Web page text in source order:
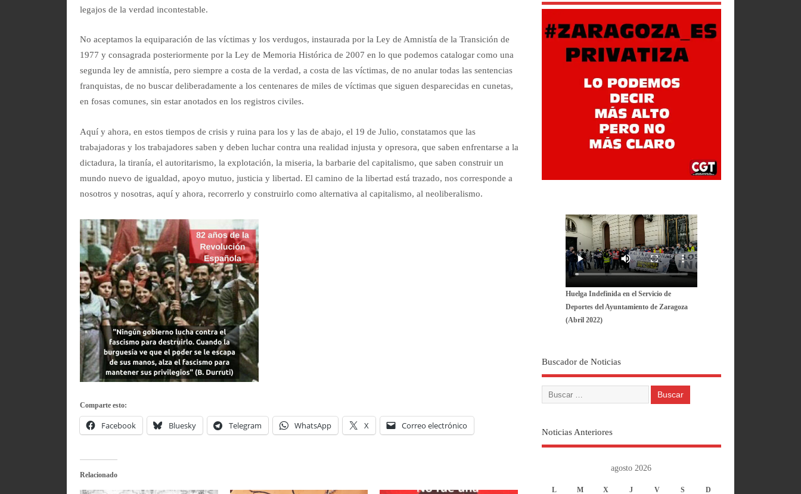
legajos de la verdad incontestable.
No aceptamos la equiparación de las víctimas y los verdugos, instaurada por la Ley de Amnistía de la Transición de
1977 y consagrada posteriormente por la Ley de Memoria Histórica de 2007 en lo que podemos catalogar como una
segunda ley de amnistía, pero siempre a costa de la verdad, a costa de las víctimas, de no anular todas las sentencias
franquistas, de no buscar deliberadamente a los centenares de miles de víctimas que siguen desparecidas en cunetas,
en fosas comunes, sin estar anotados en los registros civiles.
Aquí y ahora, en estos tiempos de crisis y ruina para los y las de abajo, el 19 de Julio, constatamos que las
trabajadoras y los trabajadores saben y deben luchar contra una realidad injusta y opresora, que saben enfrentarse a la
dictadura, la tiranía, el autoritarismo, la explotación, la miseria, la barbarie del capitalismo, que saben construir un
mundo nuevo de igualdad, apoyo mutuo, justicia y libertad. El camino de la libertad está trazado, nos corresponde a
nosotros y nosotras, aquí y ahora, recorrerlo y construirlo como alternativa al capitalismo, al neoliberalismo.
Comparte esto:
Facebook Bluesky Telegram WhatsApp X Correo electrónico
Relacionado
Huelga Indefinida en el Servicio de
Deportes del Ayuntamiento de Zaragoza
(Abril 2022)
Buscador de Noticias
Noticias Anteriores
agosto 2026
L M X J V S
D